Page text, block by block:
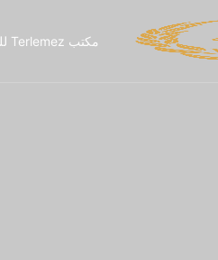
مكتب Terlemez للمحاماة في أنطاليا